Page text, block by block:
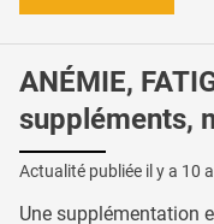
ANÉMIE,
suppléments,
Actualité publiée il y a 10
Une supplémentation